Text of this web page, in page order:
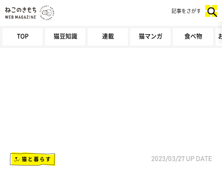
TOP 猫豆知識 連載 猫マンガ 食べ物
記事をさがす
猫と暮らす 2023/03/27 UP DATE